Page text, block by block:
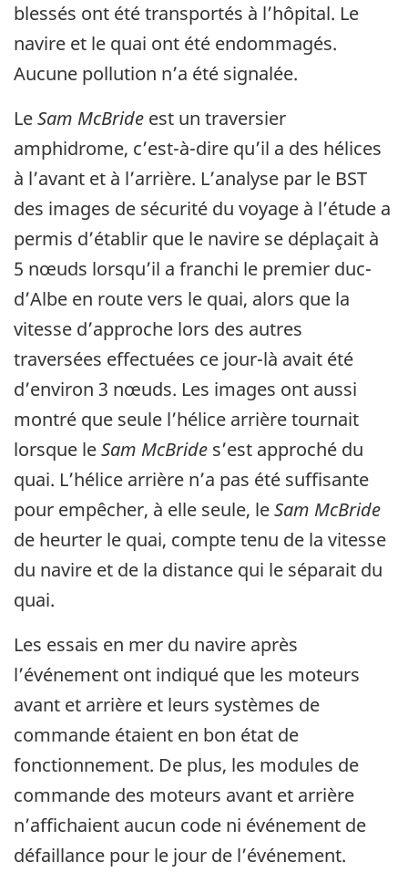
blessés ont été transportés à l’hôpital. Le
navire et le quai ont été endommagés.
Aucune pollution n’a été signalée.
LeSam McBride est un traversier
amphidrome, c’est-à-dire qu’il a des hélices
à l’avant et à l’arrière. L’analyse par le BST
des images de sécurité du voyage à l’étude a
permis d’établir que le navire se déplaçait à
5 nœuds lorsqu’il a franchi le premier duc-
d’Albe en route vers le quai, alors que la
vitesse d’approche lors des autres
traversées effectuées ce jour-là avait été
d’environ 3 nœuds. Les images ont aussi
montré que seule l’hélice arrière tournait
lorsque leSam McBride s’est approché du
quai. L’hélice arrière n’a pas été suffisante
pour empêcher, à elle seule, leSam McBride
de heurter le quai, compte tenu de la vitesse
du navire et de la distance qui le séparait du
quai.
Les essais en mer du navire après
l’événement ont indiqué que les moteurs
avant et arrière et leurs systèmes de
commande étaient en bon état de
fonctionnement. De plus, les modules de
commande des moteurs avant et arrière
n’affichaient aucun code ni événement de
défaillance pour le jour de l’événement.